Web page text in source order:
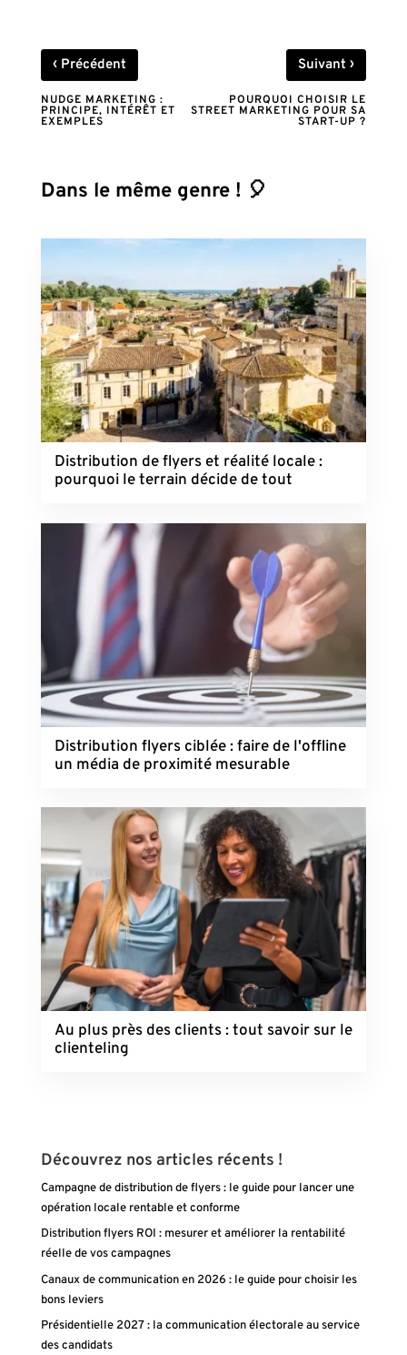
‹Précédent
NUDGE MARKETING :
PRINCIPE, INTÉRÊT ET
EXEMPLES
Suivant›
POURQUOI CHOISIR LE
STREET MARKETING POUR SA
START-UP ?
Dans le même genre ! 🎈
Distribution de flyers et réalité locale :
pourquoi le terrain décide de tout
Distribution flyers ciblée : faire de l'offline
un média de proximité mesurable
Au plus près des clients : tout savoir sur le
clienteling
Découvrez nos articles récents !
Campagne de distribution de flyers : le guide pour lancer une
opération locale rentable et conforme
Distribution flyers ROI : mesurer et améliorer la rentabilité
réelle de vos campagnes
Canaux de communication en 2026 : le guide pour choisir les
bons leviers
Présidentielle 2027 : la communication électorale au service
des candidats